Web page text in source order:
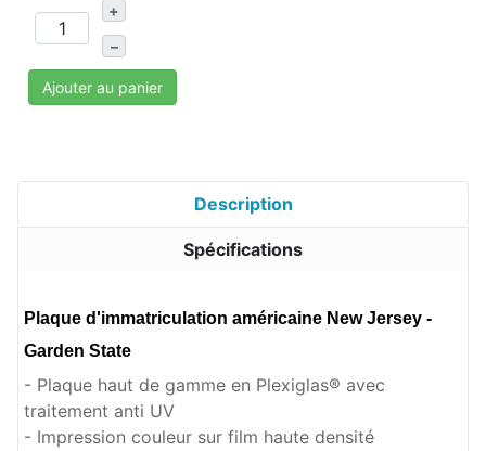
+
–
Ajouter au panier
Description
Spécifications
Plaque d'immatriculation américaine New Jersey -
Garden State
- Plaque haut de gamme en Plexiglas® avec
traitement anti UV
- Impression couleur sur film haute densité